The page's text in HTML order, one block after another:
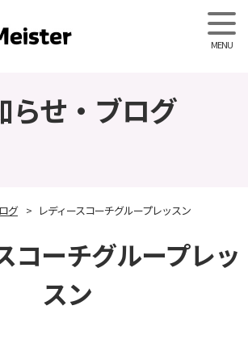
Grip
らせ・ブログ
グ レディースコーチグループレッスン
コーチグループレッ
スン